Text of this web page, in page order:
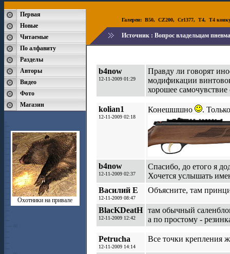
Первая
Новые
Читаемые
По алфавиту
Разделы
Авторы
Видео
Фото
Магазин
Охотники на привале
Галереи: B50, CZ200, Cr1377, T4, T4
Источник : Вопрос владельцам
b4now
12-11-2009 01:29
Правду ли говорят
модификации
хорошее
kolian1
12-11-2009 02:18
Конешшшно .
b4now
12-11-2009 02:37
Спасибо, до етого я
Хочется услышать
Василий Е
12-11-2009 08:47
Объясните, там
BlacKDeatH
12-11-2009 12:42
там обычный
а по простому -
Petrucha
12-11-2009 14:14
Все точки крепления